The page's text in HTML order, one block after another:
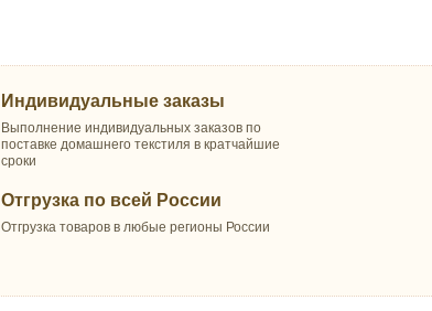
Индивидуальные заказы
Выполнение индивидуальных заказов по
поставке домашнего текстиля в кратчайшие
сроки
Отгрузка по всей России
Отгрузка товаров в любые регионы России